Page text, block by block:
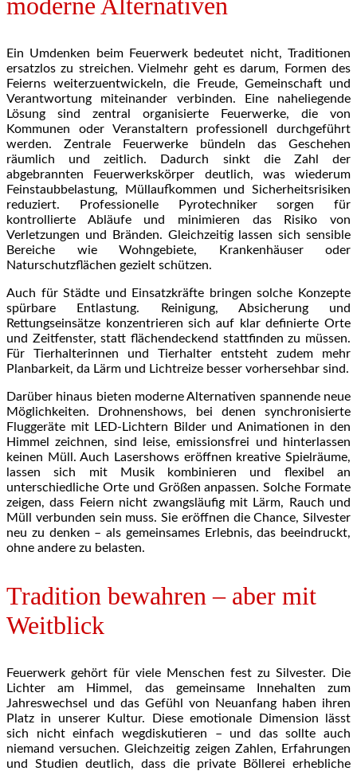
Ein Umdenken beim Feuerwerk bedeutet nicht, Traditionen
ersatzlos zu streichen. Vielmehr geht es darum, Formen des
Feierns weiterzuentwickeln, die Freude, Gemeinschaft und
Verantwortung miteinander verbinden. Eine naheliegende
Lösung sind zentral organisierte Feuerwerke, die von
Kommunen oder Veranstaltern professionell durchgeführt
werden. Zentrale Feuerwerke bündeln das Geschehen
räumlich und zeitlich. Dadurch sinkt die Zahl der
abgebrannten Feuerwerkskörper deutlich, was wiederum
Feinstaubbelastung, Müllaufkommen und Sicherheitsrisiken
reduziert. Professionelle Pyrotechniker sorgen für
kontrollierte Abläufe und minimieren das Risiko von
Verletzungen und Bränden. Gleichzeitig lassen sich sensible
Bereiche wie Wohngebiete, Krankenhäuser oder
Naturschutzflächen gezielt schützen.
Auch für Städte und Einsatzkräfte bringen solche Konzepte
spürbare Entlastung. Reinigung, Absicherung und
Rettungseinsätze konzentrieren sich auf klar definierte Orte
und Zeitfenster, statt flächendeckend stattfinden zu müssen.
Für Tierhalterinnen und Tierhalter entsteht zudem mehr
Planbarkeit, da Lärm und Lichtreize besser vorhersehbar sind.
Darüber hinaus bieten moderne Alternativen spannende neue
Möglichkeiten. Drohnenshows, bei denen synchronisierte
Fluggeräte mit LED-Lichtern Bilder und Animationen in den
Himmel zeichnen, sind leise, emissionsfrei und hinterlassen
keinen Müll. Auch Lasershows eröffnen kreative Spielräume,
lassen sich mit Musik kombinieren und flexibel an
unterschiedliche Orte und Größen anpassen. Solche Formate
zeigen, dass Feiern nicht zwangsläufig mit Lärm, Rauch und
Müll verbunden sein muss. Sie eröffnen die Chance, Silvester
neu zu denken – als gemeinsames Erlebnis, das beeindruckt,
ohne andere zu belasten.
Tradition bewahren – aber mit
Weitblick
Feuerwerk gehört für viele Menschen fest zu Silvester. Die
Lichter am Himmel, das gemeinsame Innehalten zum
Jahreswechsel und das Gefühl von Neuanfang haben ihren
Platz in unserer Kultur. Diese emotionale Dimension lässt
sich nicht einfach wegdiskutieren – und das sollte auch
niemand versuchen. Gleichzeitig zeigen Zahlen, Erfahrungen
und Studien deutlich, dass die private Böllerei erhebliche